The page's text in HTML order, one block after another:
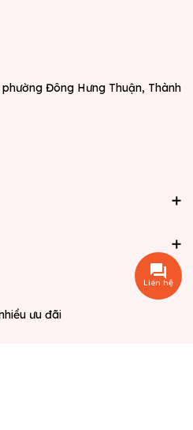
Đông Hưng Thuận, Thành
ưu đãi
Liên hệ